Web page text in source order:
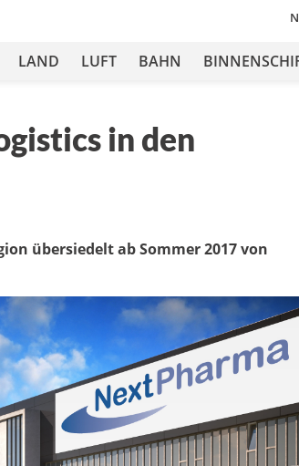
LAND LUFT BAHN
in den
übersiedelt ab Sommer 2017 von